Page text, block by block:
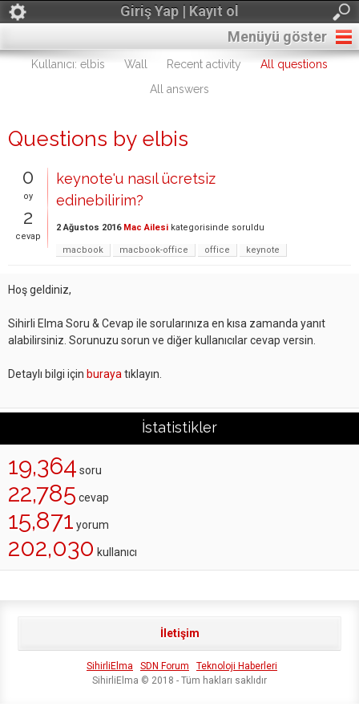
Giriş Yap | Kayıt ol
Menüyü göster
Kullanıcı: elbis Wall Recent activity
All questions
All answers
Questions by elbis
0
oy
2
cevap
keynote'u nasıl ücretsiz
edinebilirim?
2 Ağustos 2016 Mac Ailesi kategorisinde soruldu
macbook macbook-office office keynote
Hoş geldiniz,
Sihirli Elma Soru & Cevap ile sorularınıza en kısa zamanda yanıt
alabilirsiniz. Sorunuzu sorun ve diğer kullanıcılar cevap versin.
Detaylı bilgi için buraya tıklayın.
İstatistikler
19,364 soru
22,785 cevap
15,871 yorum
202,030 kullanıcı
İletişim
SihirliElma SDN Forum
Teknoloji Haberleri
SihirliElma © 2018 - Tüm hakları saklıdır